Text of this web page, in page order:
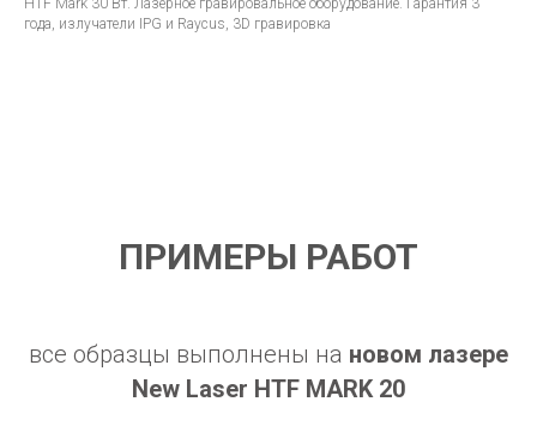
HTF Mark 30 Вт. Лазерное гравировальное оборудование. Гарантия 3
года, излучатели IPG и Raycus, 3D гравировка
ПРИМЕРЫ РАБОТ
все образцы выполнены на новом лазере
New Laser HTF MARK 20